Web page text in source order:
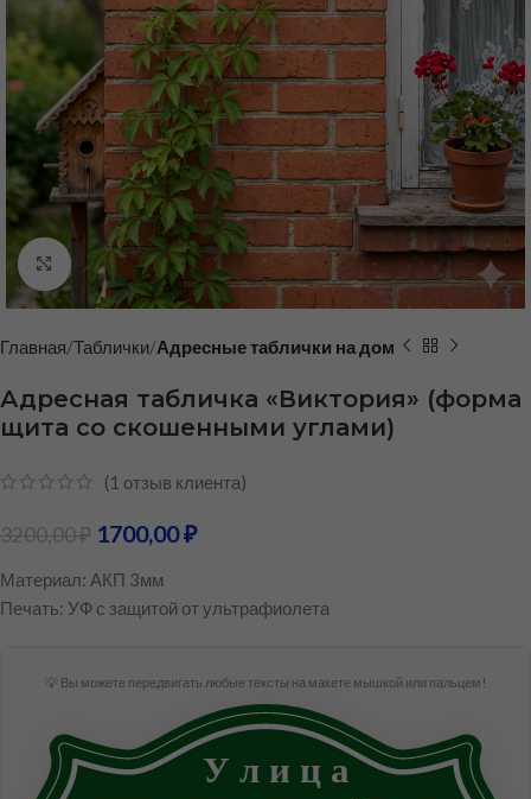
Нажмите, чтобы увеличить
Главная Таблички Адресные таблички на дом
Адресная табличка «Виктория» (форма
щита со скошенными углами)
(1 отзыв клиента)
3200,00₽ 1700,00₽
Материал: АКП 3мм
Печать: УФ с защитой от ультрафиолета
💡 Вы можете передвигать любые тексты на макете мышкой или пальцем!
У л и ц а